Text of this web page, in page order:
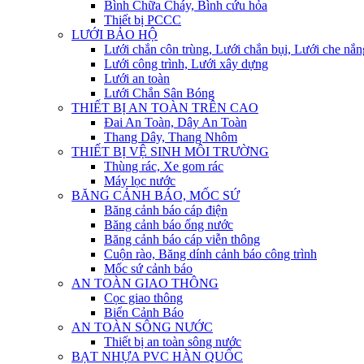
Bình Chữa Cháy, Bình cứu hỏa
Thiết bị PCCC
LƯỚI BẢO HỘ
Lưới chắn côn trùng, Lưới chắn bụi, Lưới che
Lưới công trình, Lưới xây dựng
Lưới an toàn
Lưới Chắn Sân Bóng
THIẾT BỊ AN TOÀN TRÊN CAO
Đai An Toàn, Dây An Toàn
Thang Dây, Thang Nhôm
THIẾT BỊ VỆ SINH MÔI TRƯỜNG
Thùng rác, Xe gom rác
Máy lọc nước
BĂNG CẢNH BÁO, MỐC SỨ
Băng cảnh báo cáp điện
Băng cảnh báo ống nước
Băng cảnh báo cáp viễn thông
Cuộn rào, Băng dính cảnh báo công trình
Mốc sứ cảnh báo
AN TOÀN GIAO THÔNG
Cọc giao thông
Biển Cảnh Báo
AN TOÀN SÔNG NƯỚC
Thiết bị an toàn sông nước
BẠT NHỰA PVC HÀN QUỐC